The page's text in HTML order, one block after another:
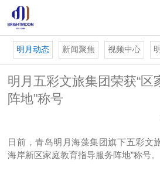
明月动态 新闻聚焦 视频中心
明月五彩文旅集团荣获“区
阵地”称号
日前，青岛明月海藻集团旗下五彩文
海岸新区家庭教育指导服务阵地”称号。